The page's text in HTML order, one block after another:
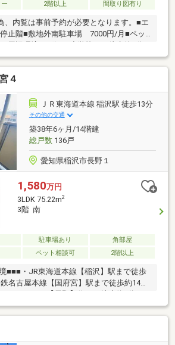
2階以上 間取り図有り
、内覧は事前予約が必要となります。■エ
止階■敷地外南駐車場 7000円/月■ペッ
まで徒歩約9分ウエルシア稲沢前田店ま
平和堂稲沢店まで徒歩約10分住宅ロー
はハウスドゥ一宮中央にお任せくださ
れ延滞などのお悩みある方も一度ご相談
理想のおうち探しを全力でサポートいた
４
ＪＲ東海道本線 稲沢駅 徒歩13分
その他の交通
築38年6ヶ月/14階建
総戸数136戸
愛知県稲沢市長野１
1,580万円
3LDK 75.22m2
3階 南
駐車場あり
角部屋
ペット相談可 2階以上
■■■・JR東海道本線【稲沢】駅まで徒歩
名古屋本線【国府宮】駅まで徒歩約14
ント■■■JR東海道本線「稲沢」駅利用可
階建3階部分、3LDK＋納戸のゆとりあ
ご家族にもおすすめです。エレベーター
移動も快適。納戸付きのため、季節物や